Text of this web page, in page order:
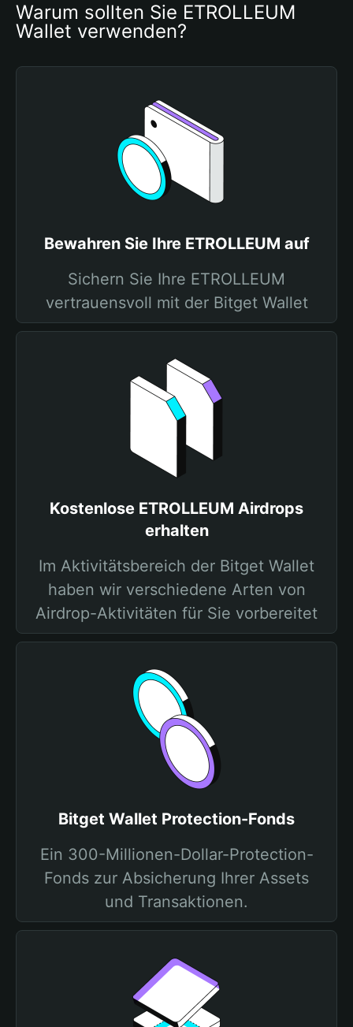
Warum sollten Sie ETROLLEUM
Wallet verwenden?
Bewahren Sie Ihre ETROLLEUM auf
Sichern Sie Ihre ETROLLEUM
vertrauensvoll mit der Bitget Wallet
Kostenlose ETROLLEUM Airdrops
erhalten
Im Aktivitätsbereich der Bitget Wallet
haben wir verschiedene Arten von
Airdrop-Aktivitäten für Sie vorbereitet
Bitget Wallet Protection-Fonds
Ein 300-Millionen-Dollar-Protection-
Fonds zur Absicherung Ihrer Assets
und Transaktionen.